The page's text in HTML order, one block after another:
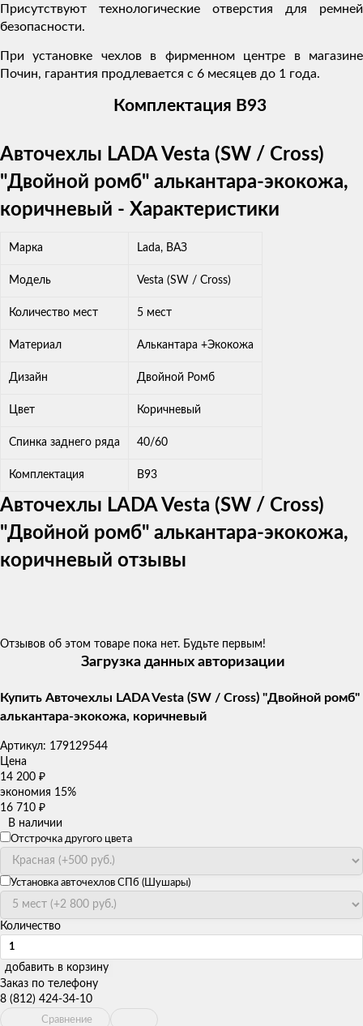
Присутствуют технологические отверстия для ремней
безопасности.
При установке чехлов в фирменном центре в магазине
Почин, гарантия продлевается с 6 месяцев до 1 года.
Комплектация B93
Авточехлы LADA Vesta (SW / Cross)
"Двойной ромб" алькантара-экокожа,
коричневый - Характеристики
Марка Lada, ВАЗ
Модель Vesta (SW / Cross)
Количество мест 5 мест
Материал Алькантара +Экокожа
Дизайн Двойной Ромб
Цвет Коричневый
Спинка заднего ряда 40/60
Комплектация B93
Авточехлы LADA Vesta (SW / Cross)
"Двойной ромб" алькантара-экокожа,
коричневый отзывы
Отзывов об этом товаре пока нет. Будьте первым!
Загрузка данных авторизации
Купить Авточехлы LADA Vesta (SW / Cross) "Двойной ромб"
алькантара-экокожа, коричневый
Артикул: 179129544
Цена
14 200 ₽
экономия 15%
16 710 ₽
В наличии
Отстрочка другого цвета
Установка авточехлов СПб (Шушары)
Количество
добавить в корзину
Заказ по телефону
8 (812) 424-34-10
Сравнение